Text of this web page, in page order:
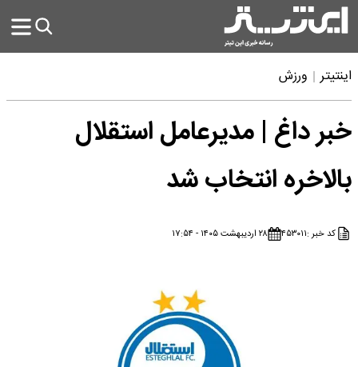
اینتیتر ورزش
خبر داغ | مدیرعامل استقلال
بالاخره انتخاب شد
کد خبر :۴۵۳۰۱۱ ۲۸ اردیبهشت ۱۴۰۵ - ۱۷:۵۴